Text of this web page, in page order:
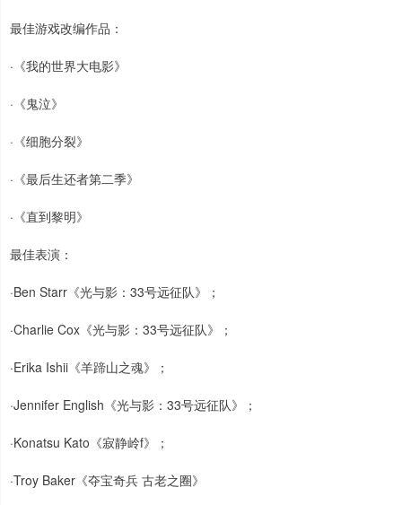
最佳游戏改编作品：
·《我的世界大电影》
·《鬼泣》
·《细胞分裂》
·《最后生还者第二季》
·《直到黎明》
最佳表演：
·Ben Starr《光与影：33号远征队》；
·Charlie Cox《光与影：33号远征队》；
·Erika Ishii《羊蹄山之魂》；
·Jennifer English《光与影：33号远征队》；
·Konatsu Kato《寂静岭f》；
·Troy Baker《夺宝奇兵 古老之圈》
上证综指 3900.35
深证成指 14110.12